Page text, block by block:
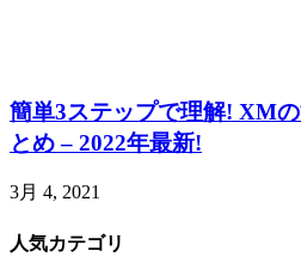
簡単3ステップで理解! XM
とめ – 2022年最新!
3月 4, 2021
人気カテゴリ